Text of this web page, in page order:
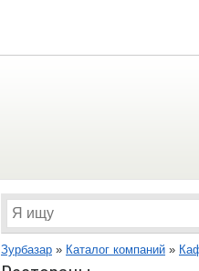
Зурбазар » Каталог компаний »